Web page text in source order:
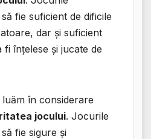
fie suficient de dificile
dar și suficient
înțelese și jucate de
în considerare
jocului. Jocurile
fie sigure și